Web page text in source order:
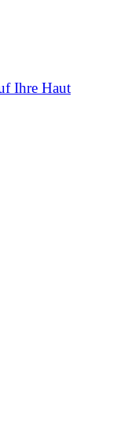
Ihre Haut